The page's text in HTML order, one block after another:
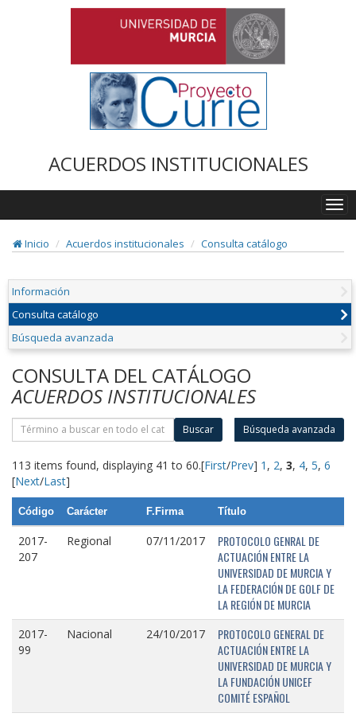
ACUERDOS INSTITUCIONALES
Inicio
Acuerdos institucionales Consulta catálogo
Información
Consulta catálogo
Búsqueda avanzada
CONSULTA DEL CATÁLOGO
ACUERDOS INSTITUCIONALES
Buscar Búsqueda avanzada
113 items found, displaying 41 to 60.[First/Prev] 1 , 2, 3, 4, 5, 6
[Next/Last]
Código Carácter F.Firma Título
2017-
207
Regional 07/11/2017
PROTOCOLO GENRAL DE
ACTUACIÓN ENTRE LA
UNIVERSIDAD DE MURCIA Y
LA FEDERACIÓN DE GOLF DE
LA REGIÓN DE MURCIA
2017-
99
Nacional 24/10/2017
PROTOCOLO GENERAL DE
ACTUACIÓN ENTRE LA
UNIVERSIDAD DE MURCIA Y
LA FUNDACIÓN UNICEF
COMITÉ ESPAÑOL